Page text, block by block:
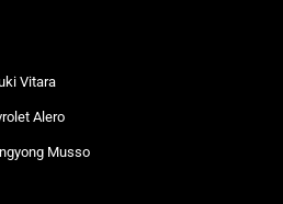
Vitara
Alero
Musso